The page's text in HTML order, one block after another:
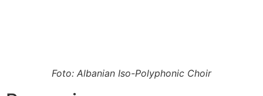
Foto: Albanian Iso-Polyphonic Choir